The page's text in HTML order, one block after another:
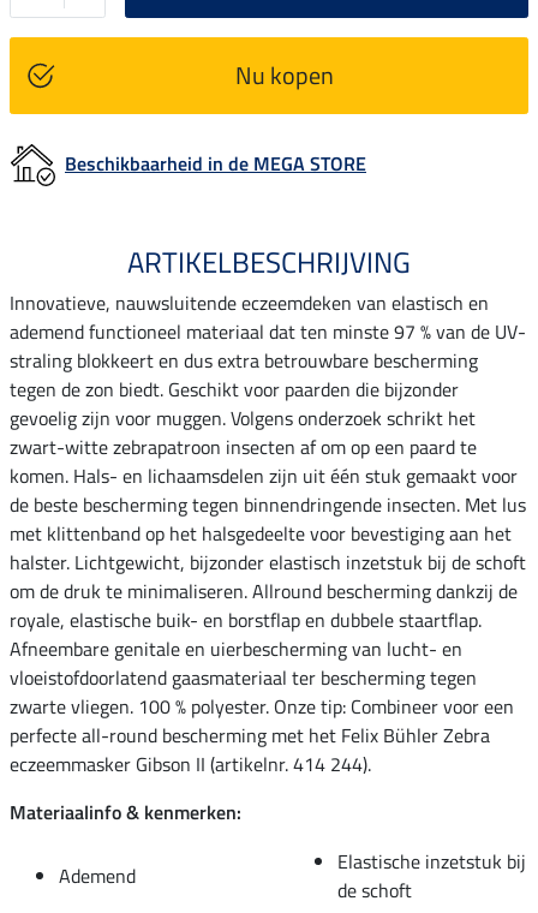
Nu kopen
Beschikbaarheid in de MEGA STORE
ARTIKELBESCHRIJVING
Innovatieve, nauwsluitende eczeemdeken van elastisch en
ademend functioneel materiaal dat ten minste 97 % van de UV-
straling blokkeert en dus extra betrouwbare bescherming
tegen de zon biedt. Geschikt voor paarden die bijzonder
gevoelig zijn voor muggen. Volgens onderzoek schrikt het
zwart-witte zebrapatroon insecten af om op een paard te
komen. Hals- en lichaamsdelen zijn uit één stuk gemaakt voor
de beste bescherming tegen binnendringende insecten. Met lus
met klittenband op het halsgedeelte voor bevestiging aan het
halster. Lichtgewicht, bijzonder elastisch inzetstuk bij de schoft
om de druk te minimaliseren. Allround bescherming dankzij de
royale, elastische buik- en borstflap en dubbele staartflap.
Afneembare genitale en uierbescherming van lucht- en
vloeistofdoorlatend gaasmateriaal ter bescherming tegen
zwarte vliegen. 100 % polyester. Onze tip: Combineer voor een
perfecte all-round bescherming met het Felix Bühler Zebra
eczeemmasker Gibson II (artikelnr. 414 244).
Materiaalinfo & kenmerken:
Ademend
Elastische inzetstuk bij
de schoft